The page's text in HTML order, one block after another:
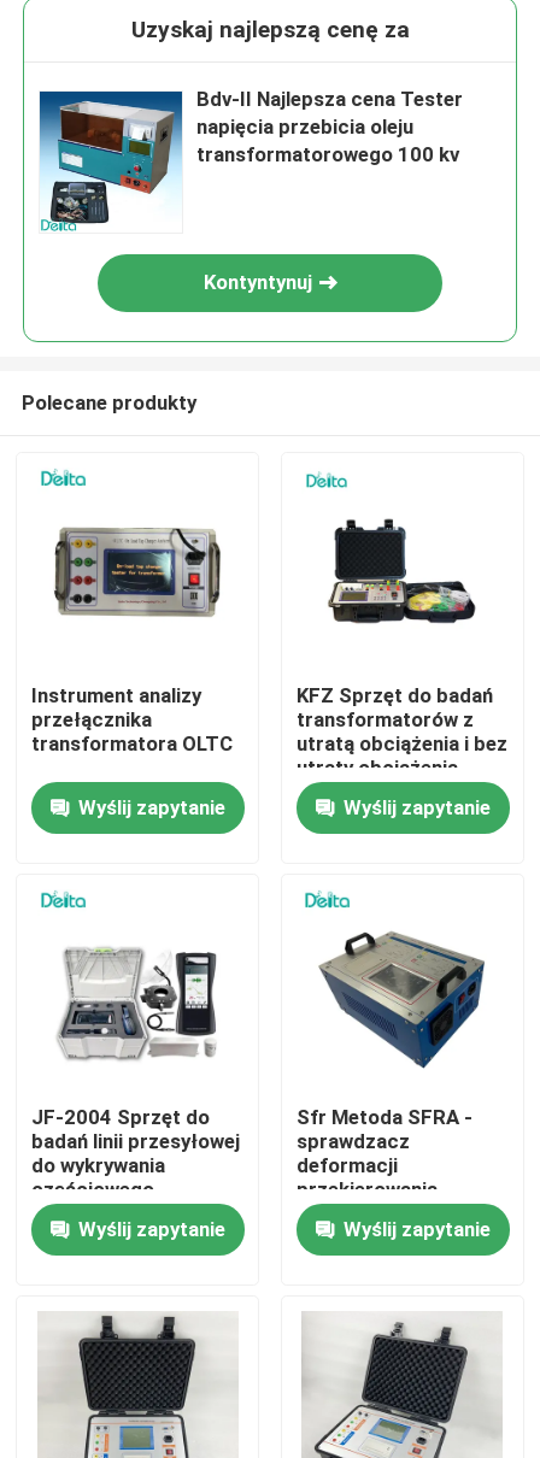
Do domu
Produkty
Filmy
O nas
Wycieczka po fabryce
Kontrola jakości
Skontaktuj się z nami
Sprzęt do testowania elektrycznego
Sprzęt do badań ogniowych
Uzyskaj najlepszą cenę za
Bdv-II Najlepsza cena Tester
napięcia przebicia oleju
transformatorowego 100 kv
Kontyntynuj
Polecane produkty
Instrument analizy
przełącznika
transformatora OLTC
Wyślij zapytanie
KFZ Sprzęt do badań
transformatorów z
utratą obciążenia i bez
utraty obciążenia
Wyślij zapytanie
JF-2004 Sprzęt do
badań linii przesyłowej
do wykrywania
częściowego
rozładowania
Wyślij zapytanie
Sfr Metoda SFRA -
sprawdzacz
deformacji
przekierowania
rdzenia
transformatora
Wyślij zapytanie